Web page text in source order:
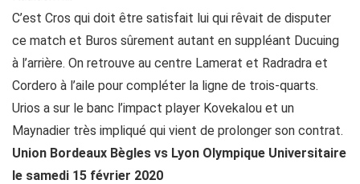
C’est Cros qui doit être satisfait lui qui rêvait de disputer
ce match et Buros sûrement autant en suppléant Ducuing
à l’arrière. On retrouve au centre Lamerat et Radradra et
Cordero à l’aile pour compléter la ligne de trois-quarts.
Urios a sur le banc l’impact player Kovekalou et un
Maynadier très impliqué qui vient de prolonger son contrat.
Union Bordeaux Bègles vs Lyon Olympique Universitaire
le samedi 15 février 2020